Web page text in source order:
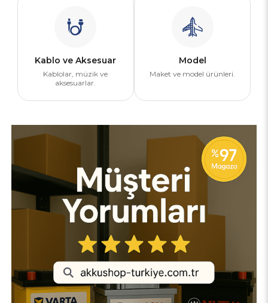
Kablo ve Aksesuar
Kablolar, müzik ve
aksesuarlar.
Model
Maket ve model ürünleri.